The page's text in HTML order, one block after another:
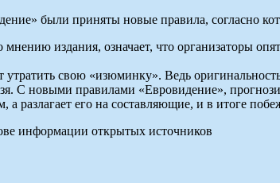
были приняты новые правила, согласно
издания, означает, что организаторы
утратить свою «изюминку». Ведь
С новыми правилами «Евровидение»,
а разлагает его на составляющие, и в итоге
информации открытых источников